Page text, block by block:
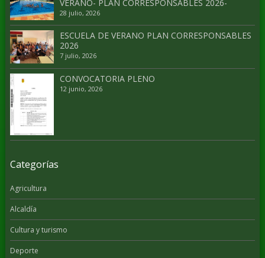
VERANO- PLAN CORRESPONSABLES 2026-
28 julio, 2026
ESCUELA DE VERANO PLAN CORRESPONSABLES
2026
7 julio, 2026
CONVOCATORIA PLENO
12 junio, 2026
Categorías
Agricultura
Alcaldía
Cultura y turismo
Deporte